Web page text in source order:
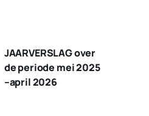
JAARVERSLAG over
de periode mei 2025
–april 2026